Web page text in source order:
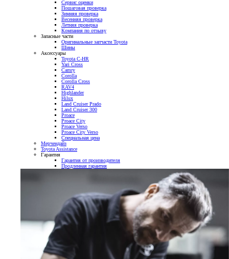
Сервис оценки
Пошаговая проверка
Зимняя проверка
Весенняя проверка
Летняя проверка
Компания по отзыву
Запасные части
Оригинальные запчасти Toyota
Шины
Аксессуары
Toyota C-HR
Yari Cross
Camry
Corolla
Corolla Cross
RAV4
Highlander
Hilux
Land Cruiser Prado
Land Cruiser 300
Proace
Proace City
Proace Verso
Proace City Verso
Специальная цена
Мерчендайз
Toyota Assistance
Гарантия
Гарантия от производителя
Продленная гарантия